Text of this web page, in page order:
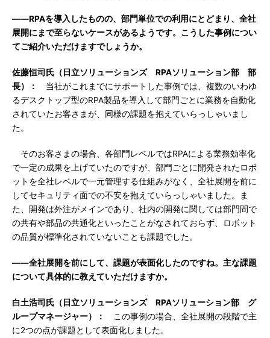
――RPAを導入したものの、部門単位での利用にとどまり、全社
展開にまで至らないケースがあるようです。こうした事例につい
てご紹介いただけますでしょうか。
佐藤恒司氏（日立ソリューションズ RPAソリューション部 部
長）：
当社がこれまでにサポートした事例では、複数のいわゆ
るデスクトップ型のRPA製品を導入して部門ごとに業務を自動化
されていたお客さまが、同様の課題を抱えていらっしゃいまし
た。
そのお客さまの場合、各部門レベルではRPAによる業務効率化
で一定の成果を上げていたのですが、部門ごとに開発されたロボ
ットを全社レベルで一元管理する仕組みがなく、全社展開を前に
してセキュリティ面での不安を抱えていらっしゃいました。ま
た、開発は外注がメインであり、社内の開発に関しては部門間で
の共有や部品の共通化といったことがなされておらず、ロボット
の品質が標準化されていないことも課題でした。
――全社展開を前にして、課題が表面化したのですね。主な課題
について具体的に教えていただけますか。
白土浩司氏（日立ソリューションズ RPAソリューション部 グ
ループマネージャー）：
この事例の場合、全社展開の段階で主
に2つの点が課題として表面化しました。